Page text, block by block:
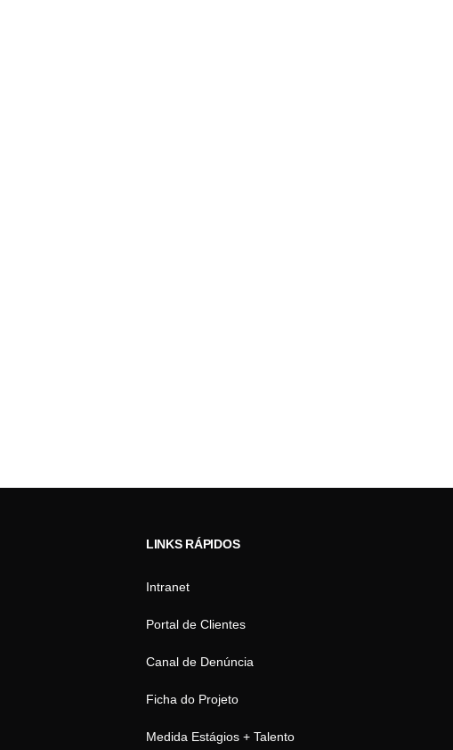
LINKS RÁPIDOS
Intranet
Portal de Clientes
Canal de Denúncia
Ficha do Projeto
Medida Estágios + Talento